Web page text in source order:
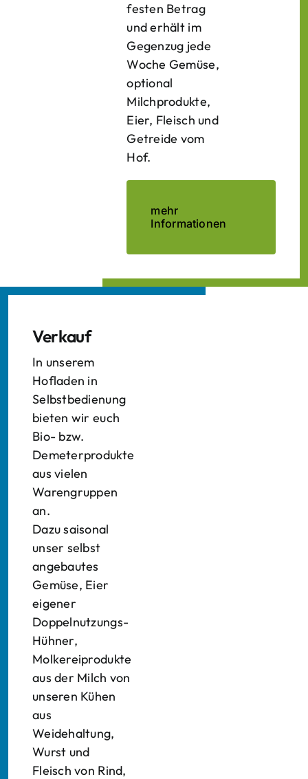
festen Betrag
und erhält im
Gegenzug jede
Woche Gemüse,
optional
Milchprodukte,
Eier, Fleisch und
Getreide vom
Hof.
mehr
Informationen
Verkauf
In unserem
Hofladen in
Selbstbedienung
bieten wir euch
Bio- bzw.
Demeterprodukte
aus vielen
Warengruppen
an.
Dazu saisonal
unser selbst
angebautes
Gemüse, Eier
eigener
Doppelnutzungs-
Hühner,
Molkereiprodukte
aus der Milch von
unseren Kühen
aus
Weidehaltung,
Wurst und
Fleisch von Rind,